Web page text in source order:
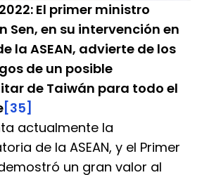
El primer ministro
Sen, en su intervención en
la ASEAN, advierte de los
de un posible
de Taiwán para todo el
[35]
actualmente la
de la ASEAN, y el Primer
un gran valor al